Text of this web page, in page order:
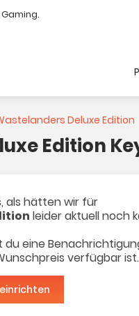
Deluxe Edition
Edition
als hätten wir für
leider aktuell noch
eine
verfügbar ist.